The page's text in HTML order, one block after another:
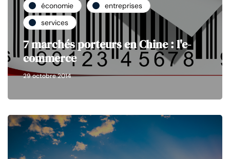
économie
entreprises
services
7 marchés porteurs en Chine : l'e-
commerce
29 octobre 2014